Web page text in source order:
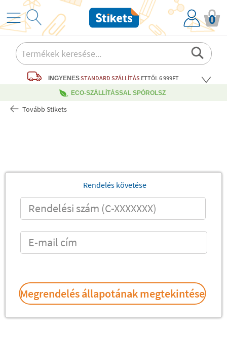
0
INGYENESSTANDARD SZÁLLÍTÁS ETTŐL 6 999FT
ECO-SZÁLLÍTÁSSAL SPÓROLSZ
Tovább Stikets
Rendelés követése